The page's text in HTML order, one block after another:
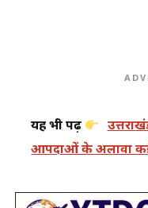
यह भी पढ़ें
आपदाओं के अलावा कई